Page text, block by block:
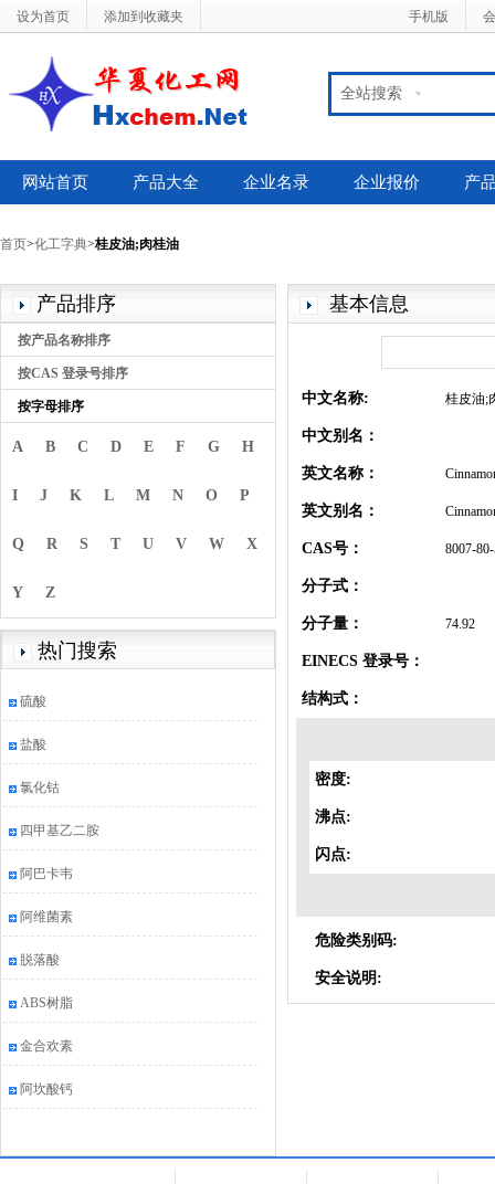
设为首页 添加到收藏夹 手机版
全站搜索
网站首页 产品大全 企业名录 企业报价 产
首页>化工字典>桂皮油;肉桂油
产品排序
按产品名称排序
按CAS 登录号排序
按字母排序
A B C D E F G H
I J K L M N O P
Q R S T U V W X
Y Z
热门搜索
硫酸
盐酸
氯化钴
四甲基乙二胺
阿巴卡韦
阿维菌素
脱落酸
ABS树脂
金合欢素
阿坎酸钙
基本信息
中文名称: 桂皮油;
中文别名：
英文名称：
英文别名：
CAS号： 8007-
分子式：
分子量： 74.92
EINECS 登录号：
结构式：
密度:
沸点:
闪点:
危险类别码:
安全说明: